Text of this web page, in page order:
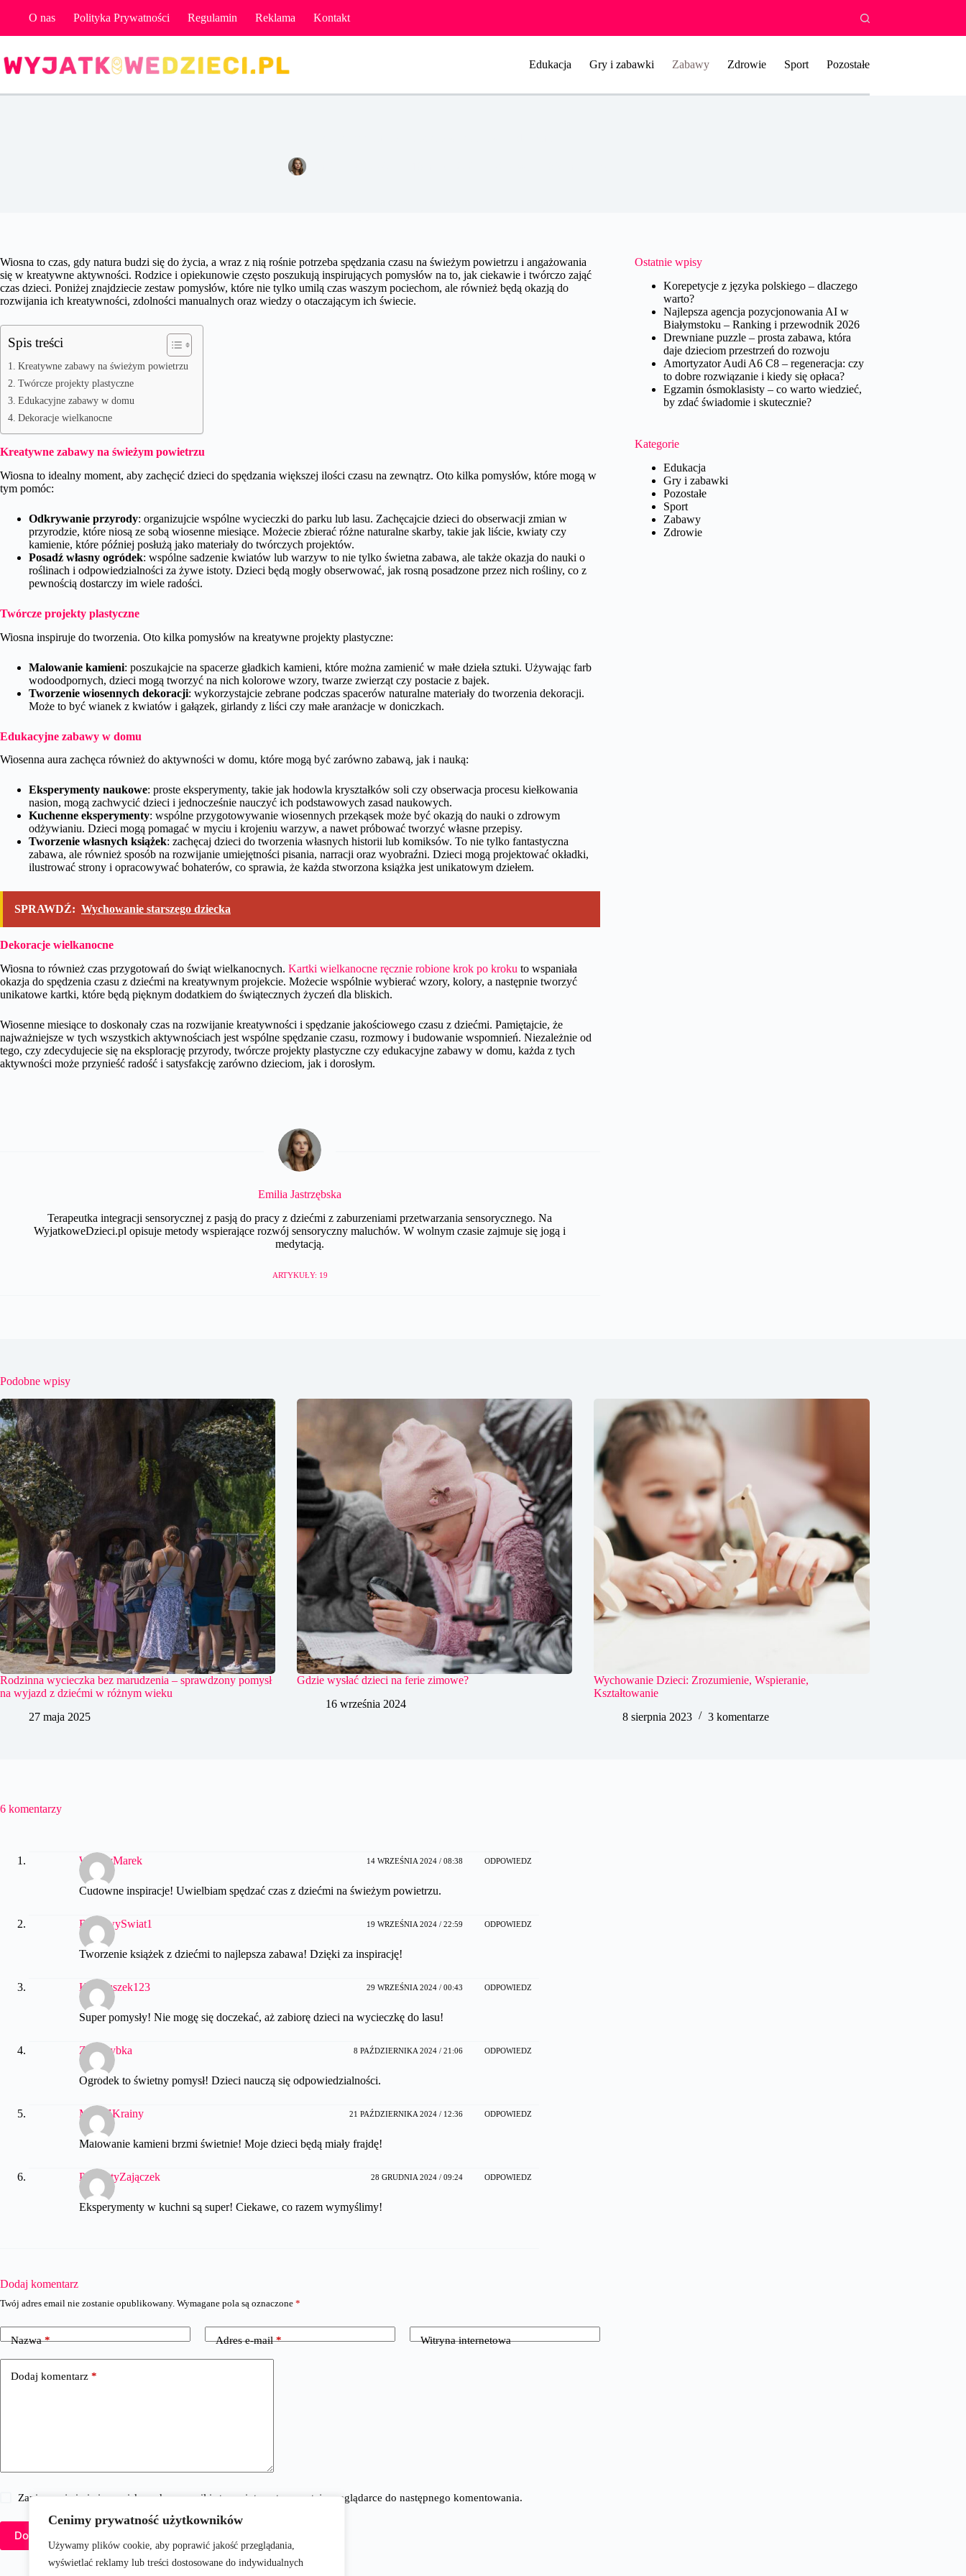
Cenimy prywatność użytkowników
Używamy plików cookie, aby poprawić jakość przeglądania,
wyświetlać reklamy lub treści dostosowane do indywidualnych
O nas Polityka Prywatności Regulamin Reklama Kontakt
Edukacja Gry i zabawki Zabawy Zdrowie Sport Pozostałe
Wiosna to czas, gdy natura budzi się do życia, a wraz z nią rośnie potrzeba spędzania czasu na świeżym powietrzu i angażowania
się w kreatywne aktywności. Rodzice i opiekunowie często poszukują inspirujących pomysłów na to, jak ciekawie i twórczo zająć
czas dzieci. Poniżej znajdziecie zestaw pomysłów, które nie tylko umilą czas waszym pociechom, ale również będą okazją do
rozwijania ich kreatywności, zdolności manualnych oraz wiedzy o otaczającym ich świecie.
Spis treści
Kreatywne zabawy na świeżym powietrzu
Twórcze projekty plastyczne
Edukacyjne zabawy w domu
Dekoracje wielkanocne
Kreatywne zabawy na świeżym powietrzu
Wiosna to idealny moment, aby zachęcić dzieci do spędzania większej ilości czasu na zewnątrz. Oto kilka pomysłów, które mogą w
tym pomóc:
Odkrywanie przyrody: organizujcie wspólne wycieczki do parku lub lasu. Zachęcajcie dzieci do obserwacji zmian w
przyrodzie, które niosą ze sobą wiosenne miesiące. Możecie zbierać różne naturalne skarby, takie jak liście, kwiaty czy
kamienie, które później posłużą jako materiały do twórczych projektów.
Posadź własny ogródek: wspólne sadzenie kwiatów lub warzyw to nie tylko świetna zabawa, ale także okazja do nauki o
roślinach i odpowiedzialności za żywe istoty. Dzieci będą mogły obserwować, jak rosną posadzone przez nich rośliny, co z
pewnością dostarczy im wiele radości.
Twórcze projekty plastyczne
Wiosna inspiruje do tworzenia. Oto kilka pomysłów na kreatywne projekty plastyczne:
Malowanie kamieni: poszukajcie na spacerze gładkich kamieni, które można zamienić w małe dzieła sztuki. Używając farb
wodoodpornych, dzieci mogą tworzyć na nich kolorowe wzory, twarze zwierząt czy postacie z bajek.
Tworzenie wiosennych dekoracji: wykorzystajcie zebrane podczas spacerów naturalne materiały do tworzenia dekoracji.
Może to być wianek z kwiatów i gałązek, girlandy z liści czy małe aranżacje w doniczkach.
Edukacyjne zabawy w domu
Wiosenna aura zachęca również do aktywności w domu, które mogą być zarówno zabawą, jak i nauką:
Eksperymenty naukowe: proste eksperymenty, takie jak hodowla kryształków soli czy obserwacja procesu kiełkowania
nasion, mogą zachwycić dzieci i jednocześnie nauczyć ich podstawowych zasad naukowych.
Kuchenne eksperymenty: wspólne przygotowywanie wiosennych przekąsek może być okazją do nauki o zdrowym
odżywianiu. Dzieci mogą pomagać w myciu i krojeniu warzyw, a nawet próbować tworzyć własne przepisy.
Tworzenie własnych książek: zachęcaj dzieci do tworzenia własnych historii lub komiksów. To nie tylko fantastyczna
zabawa, ale również sposób na rozwijanie umiejętności pisania, narracji oraz wyobraźni. Dzieci mogą projektować okładki,
ilustrować strony i opracowywać bohaterów, co sprawia, że każda stworzona książka jest unikatowym dziełem.
SPRAWDŹ: Wychowanie starszego dziecka
Dekoracje wielkanocne
Wiosna to również czas przygotowań do świąt wielkanocnych. Kartki wielkanocne ręcznie robione krok po kroku to wspaniała
okazja do spędzenia czasu z dziećmi na kreatywnym projekcie. Możecie wspólnie wybierać wzory, kolory, a następnie tworzyć
unikatowe kartki, które będą pięknym dodatkiem do świątecznych życzeń dla bliskich.
Wiosenne miesiące to doskonały czas na rozwijanie kreatywności i spędzanie jakościowego czasu z dziećmi. Pamiętajcie, że
najważniejsze w tych wszystkich aktywnościach jest wspólne spędzanie czasu, rozmowy i budowanie wspomnień. Niezależnie od
tego, czy zdecydujecie się na eksplorację przyrody, twórcze projekty plastyczne czy edukacyjne zabawy w domu, każda z tych
aktywności może przynieść radość i satysfakcję zarówno dzieciom, jak i dorosłym.
Emilia Jastrzębska
Terapeutka integracji sensorycznej z pasją do pracy z dziećmi z zaburzeniami przetwarzania sensorycznego. Na
WyjatkoweDzieci.pl opisuje metody wspierające rozwój sensoryczny maluchów. W wolnym czasie zajmuje się jogą i
medytacją.
ARTYKUŁY: 19
Ostatnie wpisy
Korepetycje z języka polskiego – dlaczego
warto?
Najlepsza agencja pozycjonowania AI w
Białymstoku – Ranking i przewodnik 2026
Drewniane puzzle – prosta zabawa, która
daje dzieciom przestrzeń do rozwoju
Amortyzator Audi A6 C8 – regeneracja: czy
to dobre rozwiązanie i kiedy się opłaca?
Egzamin ósmoklasisty – co warto wiedzieć,
by zdać świadomie i skutecznie?
Kategorie
Edukacja
Gry i zabawki
Pozostałe
Sport
Zabawy
Zdrowie
Podobne wpisy
Rodzinna wycieczka bez marudzenia – sprawdzony pomysł
na wyjazd z dziećmi w różnym wieku
27 maja 2025
Gdzie wysłać dzieci na ferie zimowe?
16 września 2024
Wychowanie Dzieci: Zrozumienie, Wspieranie,
Kształtowanie
8 sierpnia 2023
3 komentarze
6 komentarzy
WesołyMarek 14 WRZEŚNIA 2024 / 08:38 ODPOWIEDZ
Cudowne inspiracje! Uwielbiam spędzać czas z dziećmi na świeżym powietrzu.
BajkowySwiat1 19 WRZEŚNIA 2024 / 22:59 ODPOWIEDZ
Tworzenie książek z dziećmi to najlepsza zabawa! Dzięki za inspirację!
Kwiatuszek123 29 WRZEŚNIA 2024 / 00:43 ODPOWIEDZ
Super pomysły! Nie mogę się doczekać, aż zabiorę dzieci na wycieczkę do lasu!
ZłotaRybka 8 PAŹDZIERNIKA 2024 / 21:06 ODPOWIEDZ
Ogródek to świetny pomysł! Dzieci nauczą się odpowiedzialności.
MisiuZKrainy 21 PAŹDZIERNIKA 2024 / 12:36 ODPOWIEDZ
Malowanie kamieni brzmi świetnie! Moje dzieci będą miały frajdę!
PuszystyZajączek 28 GRUDNIA 2024 / 09:24 ODPOWIEDZ
Eksperymenty w kuchni są super! Ciekawe, co razem wymyślimy!
Dodaj komentarz
Twój adres email nie zostanie opublikowany. Wymagane pola są oznaczone *
Nazwa* Adres e-mail* Witryna internetowa
Dodaj komentarz *
Zapisz moje imię i nazwisko, adres e-mail i stronę internetową w tej przeglądarce do następnego komentowania.
Dodaj komentarz